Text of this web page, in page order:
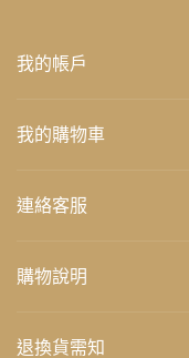
我的帳戶
我的購物車
連絡客服
購物說明
退換貨需知